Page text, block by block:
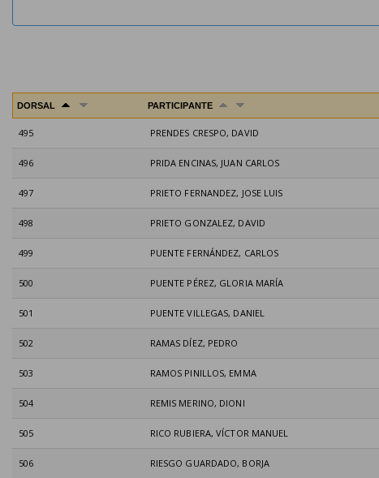
DORSAL PARTICIPANTE
495 PRENDES CRESPO, DAVID
496 PRIDA ENCINAS, JUAN CARLOS
497 PRIETO FERNANDEZ, JOSE LUIS
498 PRIETO GONZALEZ, DAVID
499 PUENTE FERNÁNDEZ, CARLOS
500 PUENTE PÉREZ, GLORIA MARÍA
501 PUENTE VILLEGAS, DANIEL
502 RAMAS DÍEZ, PEDRO
503 RAMOS PINILLOS, EMMA
504 REMIS MERINO, DIONI
505 RICO RUBIERA, VÍCTOR MANUEL
506 RIESGO GUARDADO, BORJA